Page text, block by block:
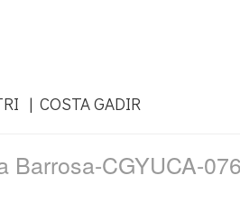
| COSTA GADIR
CGYUCA-